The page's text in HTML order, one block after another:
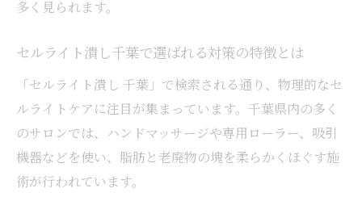
セルライト対策を保険適用で受けるための
マッサージやセルフケアでセルライトは消え
る？
セルライト対策にマッサージは本当に効果
的か
セルフケアでセルライト除去は可能なのか
現実検証
多く見られます。
セルライト潰し千葉で選ばれる対策の特徴とは
「セルライト潰し 千葉」で検索される通り、物理的なセ
ルライトケアに注目が集まっています。千葉県内の多く
のサロンでは、ハンドマッサージや専用ローラー、吸引
機器などを使い、脂肪と老廃物の塊を柔らかくほぐす施
術が行われています。